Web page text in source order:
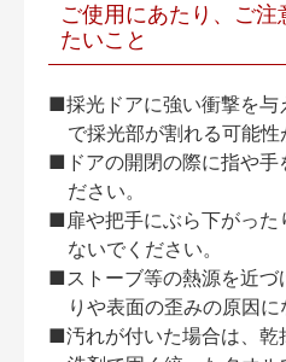
ご使用にあたり、ご注
たいこと
■採光ドアに強い衝撃を与
で採光部が割れる可能性
■ドアの開閉の際に指や手
ださい。
■扉や把手にぶら下がった
ないでください。
■ストーブ等の熱源を近づ
りや表面の歪みの原因に
■汚れが付いた場合は、乾